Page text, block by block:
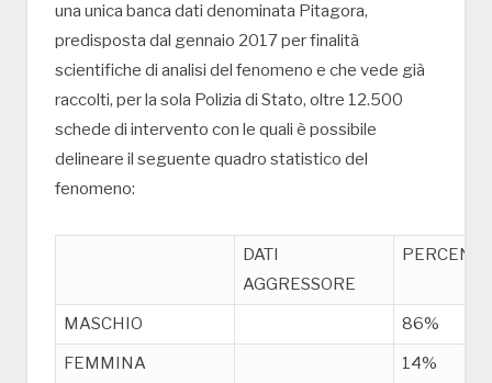
una unica banca dati denominata Pitagora,
predisposta dal gennaio 2017 per finalità
scientifiche di analisi del fenomeno e che vede già
raccolti, per la sola Polizia di Stato, oltre 12.500
schede di intervento con le quali è possibile
delineare il seguente quadro statistico del
fenomeno:
DATI
AGGRESSORE
MASCHIO
86%
FEMMINA
14%